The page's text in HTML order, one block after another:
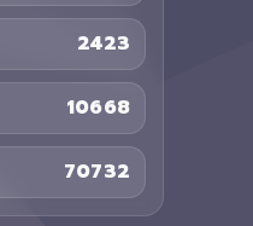
2423
10668
70732